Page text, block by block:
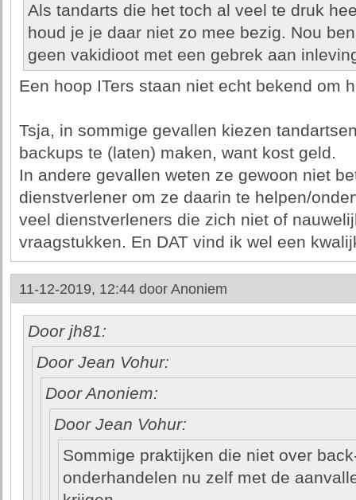
Als tandarts die het toch al veel te druk
houd je je daar niet zo mee bezig. Nou
geen vakidioot met een gebrek aan
Een hoop ITers staan niet echt bekend om
Tsja, in sommige gevallen kiezen
backups te (laten) maken, want kost geld.
In andere gevallen weten ze gewoon niet
dienstverlener om ze daarin te helpen/
veel dienstverleners die zich niet of
vraagstukken. En DAT vind ik wel een
11-12-2019, 12:44 door Anoniem
Door jh81:
Door Jean Vohur:
Door Anoniem:
Door Jean Vohur:
Sommige praktijken die niet over
onderhandelen nu zelf met de